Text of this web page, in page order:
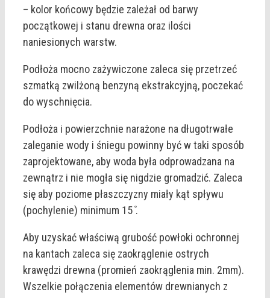
– kolor końcowy będzie zależał od barwy
początkowej i stanu drewna oraz ilości
naniesionych warstw.
Podłoża mocno zażywiczone zaleca się przetrzeć
szmatką zwilżoną benzyną ekstrakcyjną, poczekać
do wyschnięcia.
Podłoża i powierzchnie narażone na długotrwałe
zaleganie wody i śniegu powinny być w taki sposób
zaprojektowane, aby woda była odprowadzana na
zewnątrz i nie mogła się nigdzie gromadzić. Zaleca
się aby poziome płaszczyzny miały kąt spływu
(pochylenie) minimum 15 ̊.
Aby uzyskać właściwą grubość powłoki ochronnej
na kantach zaleca się zaokrąglenie ostrych
krawędzi drewna (promień zaokrąglenia min. 2mm).
Wszelkie połączenia elementów drewnianych z